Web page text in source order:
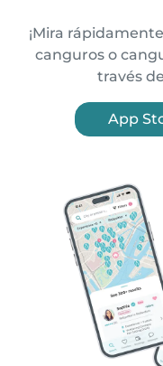
¡Mira
canguros o
través
App